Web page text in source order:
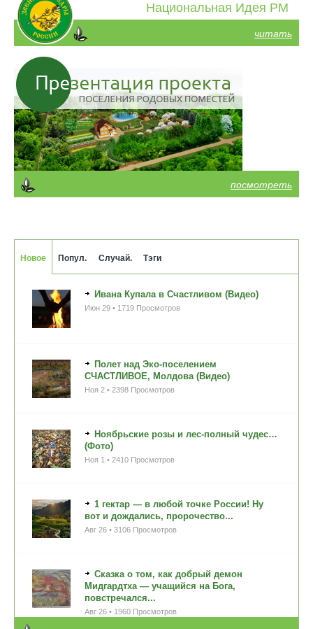
Национальная Идея РМ
читать
посмотреть
Новое Попул. Случай. Тэги
Ивана Купала в Счастливом (Видео)
Июн 29 • 1719 Просмотров
Полет над Эко-поселением
СЧАСТЛИВОЕ, Молдова (Видео)
Ноя 2 • 2398 Просмотров
Ноябрьские розы и лес-полный чудес…
(Фото)
Ноя 1 • 2410 Просмотров
1 гектар — в любой точке России! Ну
вот и дождались, пророчество...
Авг 26 • 3106 Просмотров
Сказка о том, как добрый демон
Мидгардтха — учащийся на Бога,
повстречался...
Авг 26 • 1960 Просмотров